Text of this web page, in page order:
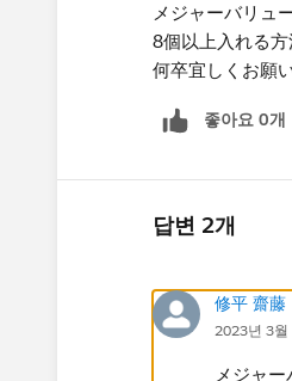
メジャーバリュ
8個​以上入れる方
何卒宜しくお願
좋아요 0개
답변 2개
修平 齋藤
2023년 3
メジャ